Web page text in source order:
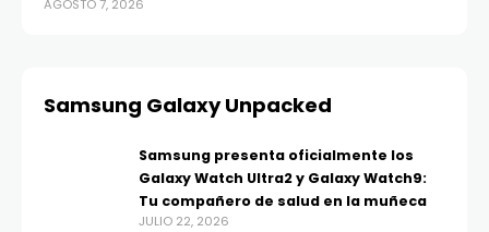
AGOSTO 7, 2026
Samsung Galaxy Unpacked
Samsung presenta oficialmente los
Galaxy Watch Ultra2 y Galaxy Watch9:
Tu compañero de salud en la muñeca
JULIO 22, 2026